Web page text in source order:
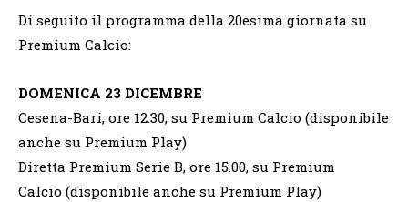
Di seguito il programma della 20esima giornata su
Premium Calcio:
DOMENICA 23 DICEMBRE
Cesena-Bari, ore 12.30, su Premium Calcio (disponibile
anche su Premium Play)
Diretta Premium Serie B, ore 15.00, su Premium
Calcio (disponibile anche su Premium Play)